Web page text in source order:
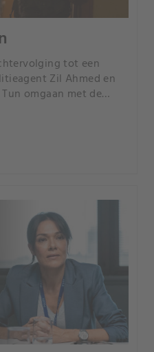
tot een
Zil Ahmed en
omgaan met de